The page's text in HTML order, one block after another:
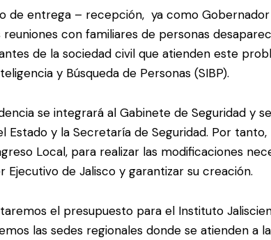
de entrega – recepción, ya como
reuniones con familiares de personas
de la sociedad civil que atienden este
y Búsqueda de Personas (SIBP).
se integrará al Gabinete de Seguridad y
Estado y la Secretaría de Seguridad. Por
Local, para realizar las modificaciones
Ejecutivo de Jalisco y garantizar su creación.
el presupuesto para el Instituto
las sedes regionales donde se atienden a